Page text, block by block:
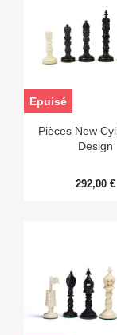
Pièces New
Design
292,00 €
Epuisé